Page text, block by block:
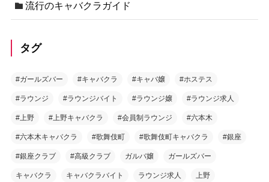
流行のキャバクラガイド
タグ
#ガールズバー #キャバクラ #キャバ嬢 #ホステス
#ラウンジ #ラウンジバイト #ラウンジ嬢 #ラウンジ求人
#上野 #上野キャバクラ #会員制ラウンジ #六本木
#六本木キャバクラ #歌舞伎町 #歌舞伎町キャバクラ #銀座
#銀座クラブ #高級クラブ ガルバ嬢 ガールズバー
キャバクラ キャバクラバイト ラウンジ求人 上野